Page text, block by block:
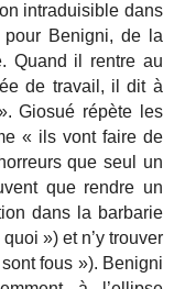
intraduisible dans
pour Benigni, de la
Quand il rentre au
de travail, il dit à
Giosué répète les
« ils vont faire de
que seul un
que rendre un
dans la barbarie
») et n’y trouver
fous »). Benigni